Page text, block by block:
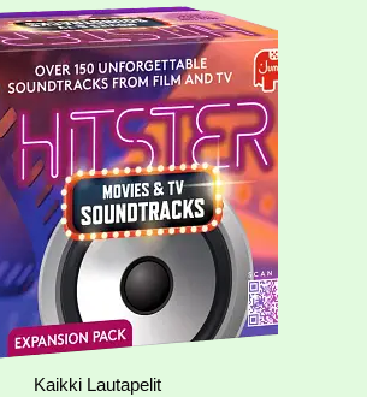
Kaikki Lautapelit